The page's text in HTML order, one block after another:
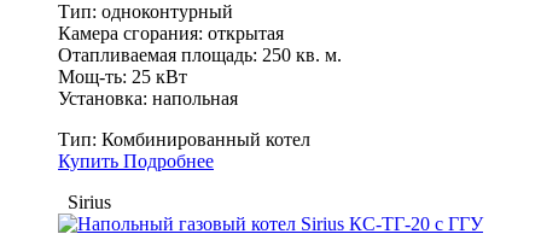
Тип: одноконтурный
Камера сгорания: открытая
Отапливаемая площадь: 250 кв. м.
Мощ-ть: 25 кВт
Установка: напольная
Тип: Комбинированный котел
Купить Подробнее
Sirius